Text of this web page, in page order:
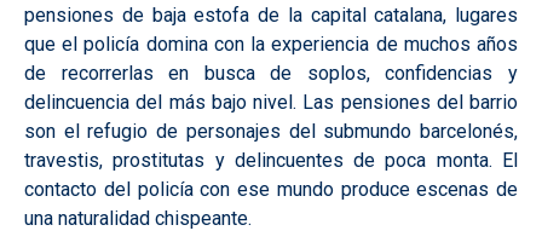
pensiones de baja estofa de la capital catalana, lugares
que el policía domina con la experiencia de muchos años
de recorrerlas en busca de soplos, confidencias y
delincuencia del más bajo nivel. Las pensiones del barrio
son el refugio de personajes del submundo barcelonés,
travestis, prostitutas y delincuentes de poca monta. El
contacto del policía con ese mundo produce escenas de
una naturalidad chispeante.